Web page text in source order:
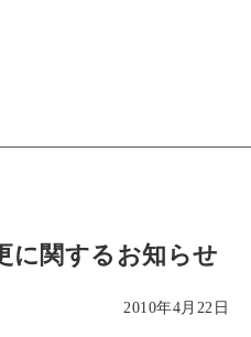
に関するお知らせ
2010年4月22日